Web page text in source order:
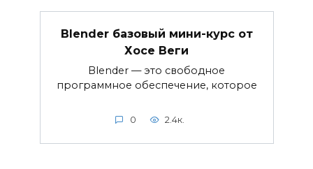
Blender базовый мини-курс от
Хосе Веги
Blender — это свободное
программное обеспечение, которое
0 2.4к.